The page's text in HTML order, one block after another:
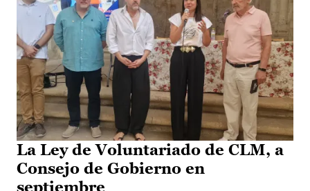
La Ley de Voluntariado de CLM, a
Consejo de Gobierno en
septiembre